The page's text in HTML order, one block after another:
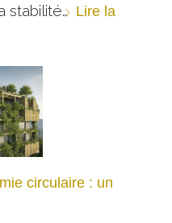
stabilité… Lire la
circulaire : un